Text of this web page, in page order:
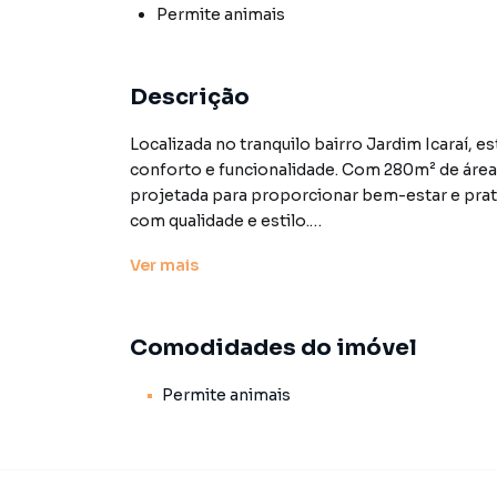
Permite animais
Descrição
Localizada no tranquilo bairro Jardim Icaraí,
conforto e funcionalidade. Com 280m² de
projetada para proporcionar bem-estar e
com qualidade e estilo.
No primeiro andar , encontramos uma planta
praticidade. A sala de estar/TV é um
espaço funcional, com armários embutidos e
Ver mais
Comodidades do imóvel
Permite animais